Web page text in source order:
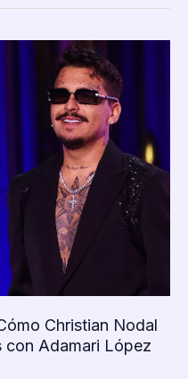
Christian Nodal
con Adamari López